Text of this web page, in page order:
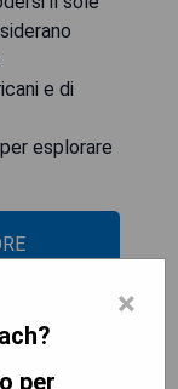
e di
esplorare
×
per